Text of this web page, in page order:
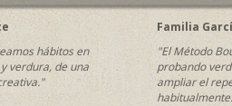
hábitos en
verdura, de una
Familia
"El Método
probando
ampliar el